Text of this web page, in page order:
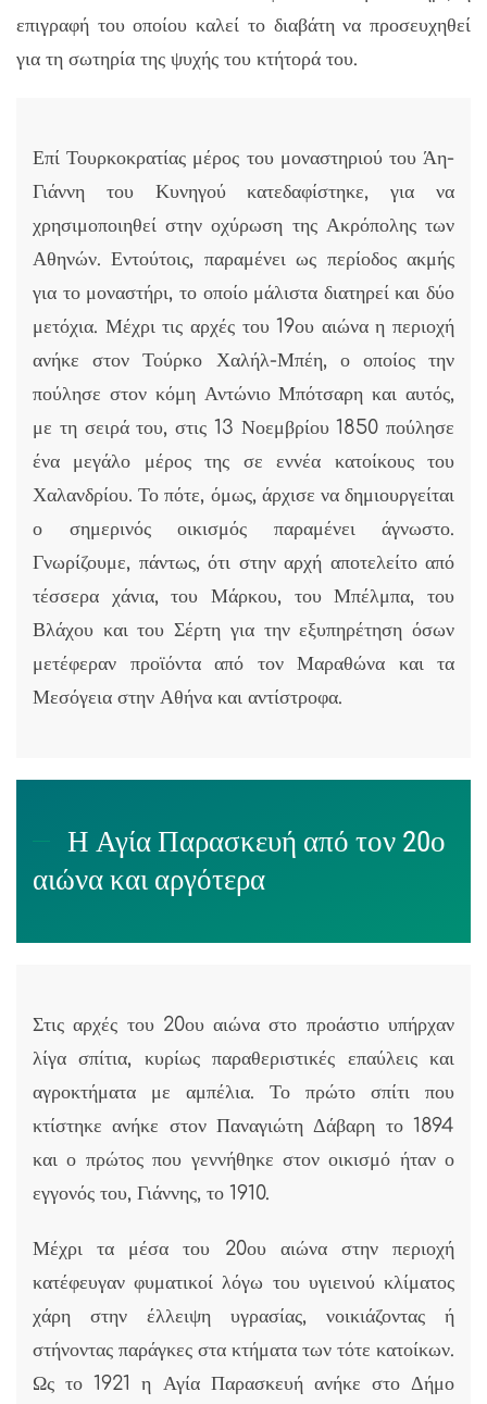
επιγραφή του οποίου καλεί το διαβάτη να προσευχηθεί
για τη σωτηρία της ψυχής του κτήτορά του.
Επί Τουρκοκρατίας μέρος του μοναστηριού του Άη-
Γιάννη του Κυνηγού κατεδαφίστηκε, για να
χρησιμοποιηθεί στην οχύρωση της Ακρόπολης των
Αθηνών. Εντούτοις, παραμένει ως περίοδος ακμής
για το μοναστήρι, το οποίο μάλιστα διατηρεί και δύο
μετόχια. Μέχρι τις αρχές του 19ου αιώνα η περιοχή
ανήκε στον Τούρκο Χαλήλ-Μπέη, ο οποίος την
πούλησε στον κόμη Αντώνιο Μπότσαρη και αυτός,
με τη σειρά του, στις 13 Νοεμβρίου 1850 πούλησε
ένα μεγάλο μέρος της σε εννέα κατοίκους του
Χαλανδρίου. Το πότε, όμως, άρχισε να δημιουργείται
ο σημερινός οικισμός παραμένει άγνωστο.
Γνωρίζουμε, πάντως, ότι στην αρχή αποτελείτο από
τέσσερα χάνια, του Μάρκου, του Μπέλμπα, του
Βλάχου και του Σέρτη για την εξυπηρέτηση όσων
μετέφεραν προϊόντα από τον Μαραθώνα και τα
Μεσόγεια στην Αθήνα και αντίστροφα.
Η Αγία Παρασκευή από τον 20ο
αιώνα και αργότερα
Στις αρχές του 20ου αιώνα στο προάστιο υπήρχαν
λίγα σπίτια, κυρίως παραθεριστικές επαύλεις και
αγροκτήματα με αμπέλια. Το πρώτο σπίτι που
κτίστηκε ανήκε στον Παναγιώτη Δάβαρη το 1894
και ο πρώτος που γεννήθηκε στον οικισμό ήταν ο
εγγονός του, Γιάννης, το 1910.
Μέχρι τα μέσα του 20ου αιώνα στην περιοχή
κατέφευγαν φυματικοί λόγω του υγιεινού κλίματος
χάρη στην έλλειψη υγρασίας, νοικιάζοντας ή
στήνοντας παράγκες στα κτήματα των τότε κατοίκων.
Ως το 1921 η Αγία Παρασκευή ανήκε στο Δήμο